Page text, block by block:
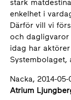
stark
enkelhet i
Därför vill vi
och dagligvaror
idag har
Systembolaget,
Nacka, 2014-05-
Atrium